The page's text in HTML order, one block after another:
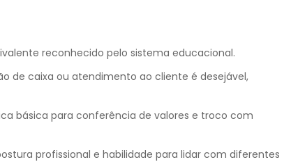
reconhecido pelo sistema educacional.
de caixa ou atendimento ao cliente é desejável,
básica para conferência de valores e troco com
profissional e habilidade para lidar com diferentes